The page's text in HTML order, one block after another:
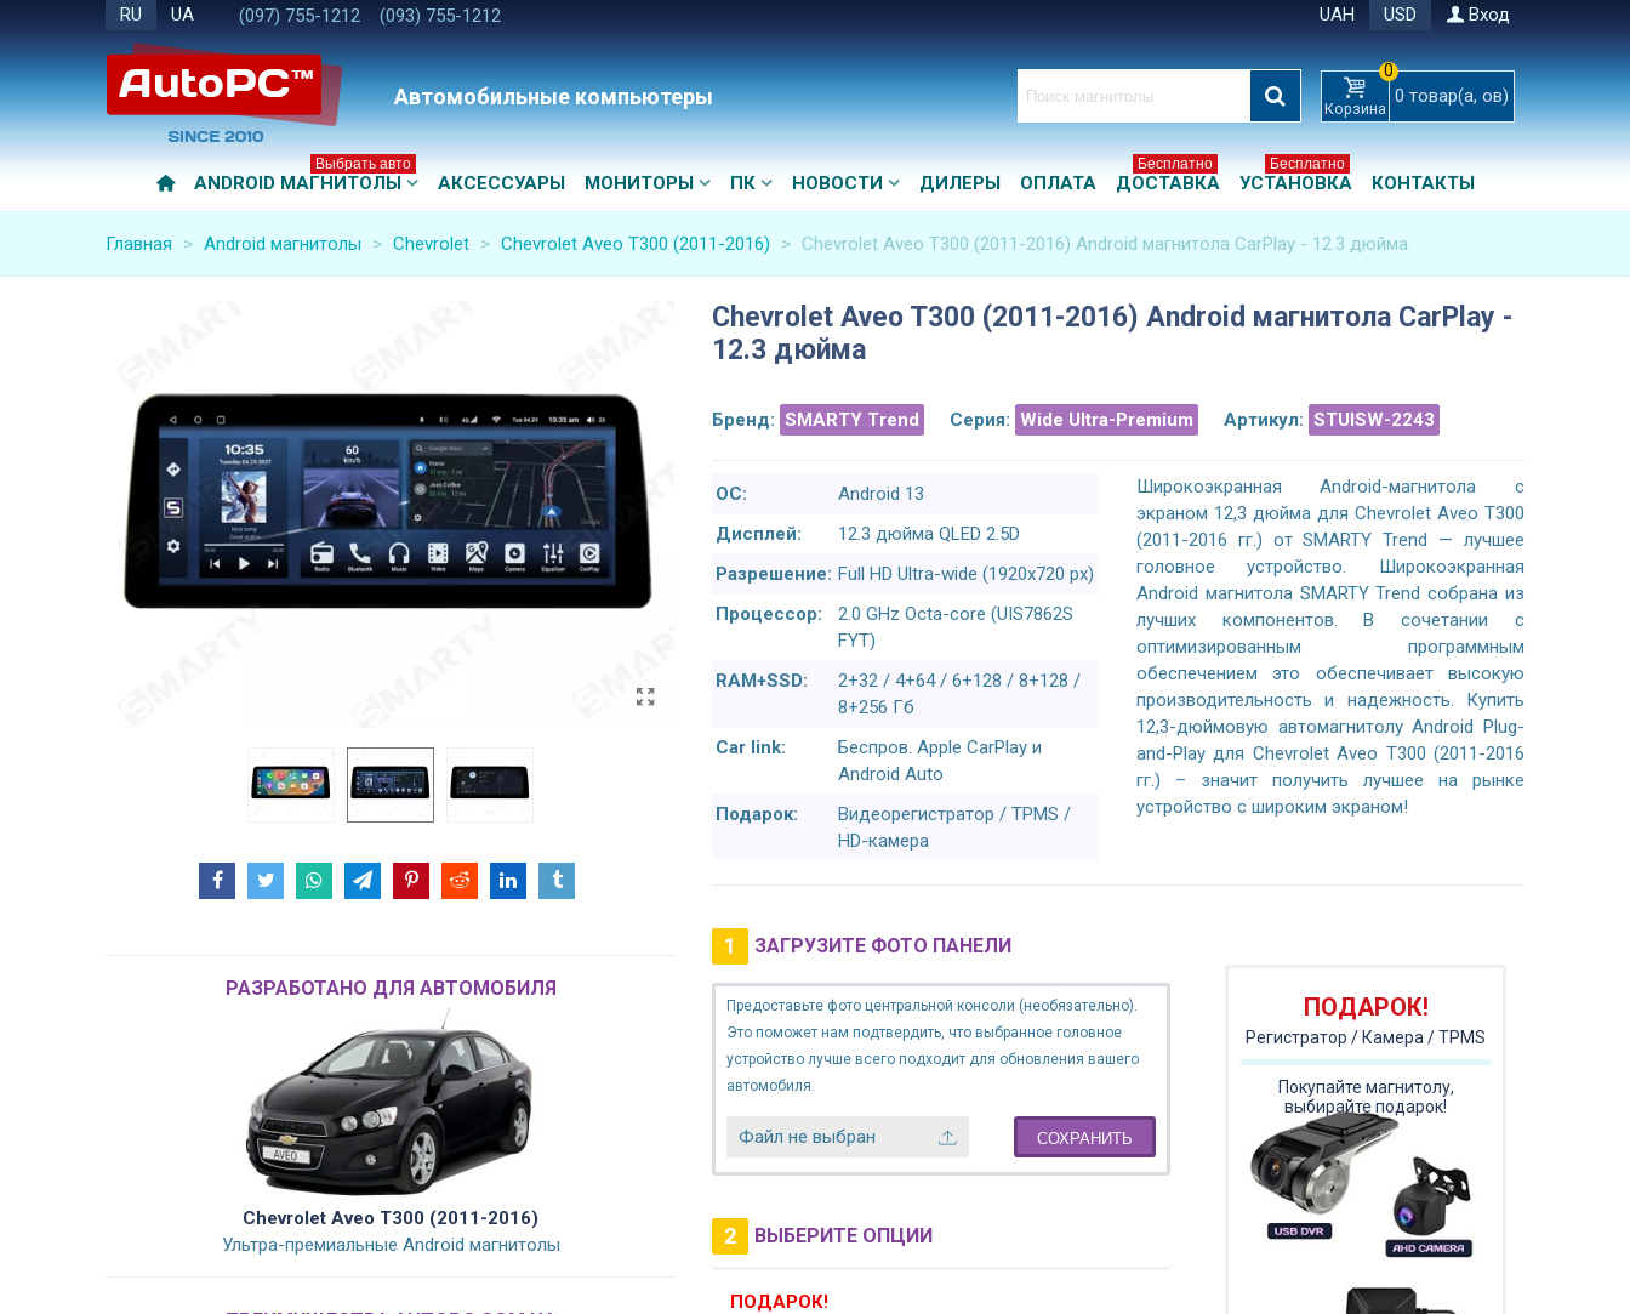
RU UA (097) 755-1212 (093) 755-1212 UAH USD Вход
Автомобильные компьютеры Корзина
0
0 товар(а, ов)
ANDROID МАГНИТОЛЫ
Выбрать авто
АКСЕССУАРЫ МОНИТОРЫ ПК НОВОСТИ ДИЛЕРЫ ОПЛАТА ДОСТАВКА
Бесплатно
УСТАНОВКА
Бесплатно
КОНТАКТЫ
Главная > Android магнитолы > Chevrolet > Chevrolet Aveo T300 (2011-2016) > Chevrolet Aveo T300 (2011-2016) Android магнитола CarPlay - 12.3 дюйма
РАЗРАБОТАНО ДЛЯ АВТОМОБИЛЯ
Chevrolet Aveo T300 (2011-2016)
Ультра-премиальные Android магнитолы
Chevrolet Aveo T300 (2011-2016) Android магнитола CarPlay -
12.3 дюйма
Бренд: SMARTY Trend Серия: Wide Ultra-Premium Артикул: STUISW-2243
ОС:
Android 13
Дисплей:
12.3 дюйма QLED 2.5D
Разрешение: Full HD Ultra-wide (1920x720 px)
Процессор:
2.0 GHz Octa-core (UIS7862S
FYT)
RAM+SSD:
2+32 / 4+64 / 6+128 / 8+128 /
8+256 Гб
Car link:
Беспров. Apple CarPlay и
Android Auto
Подарок:
Видеорегистратор / TPMS /
HD-камера
Широкоэкранная Android-магнитола с
экраном 12,3 дюйма для Chevrolet Aveo T300
(2011-2016 гг.) от SMARTY Trend — лучшее
головное устройство. Широкоэкранная
Android магнитола SMARTY Trend собрана из
лучших компонентов. В сочетании с
оптимизированным программным
обеспечением это обеспечивает высокую
производительность и надежность. Купить
12,3-дюймовую автомагнитолу Android Plug-
and-Play для Chevrolet Aveo T300 (2011-2016
гг.) – значит получить лучшее на рынке
устройство с широким экраном!
1 ЗАГРУЗИТЕ ФОТО ПАНЕЛИ
Предоставьте фото центральной консоли (необязательно).
Это поможет нам подтвердить, что выбранное головное
устройство лучше всего подходит для обновления вашего
автомобиля.
Файл не выбран СОХРАНИТЬ
2 ВЫБЕРИТЕ ОПЦИИ
ПОДАРОК!
ПОДАРОК!
Регистратор / Камера / TPMS
Покупайте магнитолу,
выбирайте подарок!